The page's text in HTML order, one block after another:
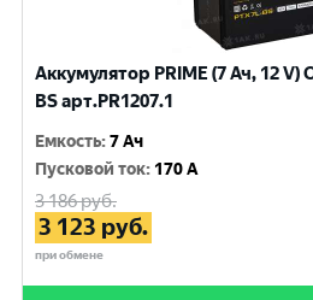
Аккумулятор PRIME (7 Ач, 12 V)
BS арт.PR1207.1
Емкость:7 Ач
Пусковой ток: 170 A
3 186руб.
3 123 руб.
при обмене